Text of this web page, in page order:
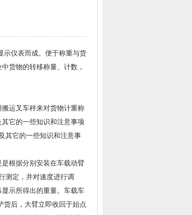
示仪表而成。便于称重与货
货物的转移称量、计数，
运叉车秤来对货物计重称
它的一些知识和注意事项
其它的一些知识和注意事
根据分别安装在车载动臂
测定，并对速度进行调
示所得出的重量。车载车
货后，大臂立即收回于始点